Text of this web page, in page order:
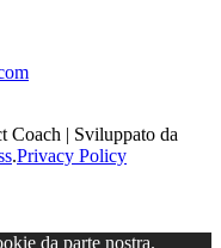
Coach | Sviluppato da
.Privacy Policy
da parte nostra.